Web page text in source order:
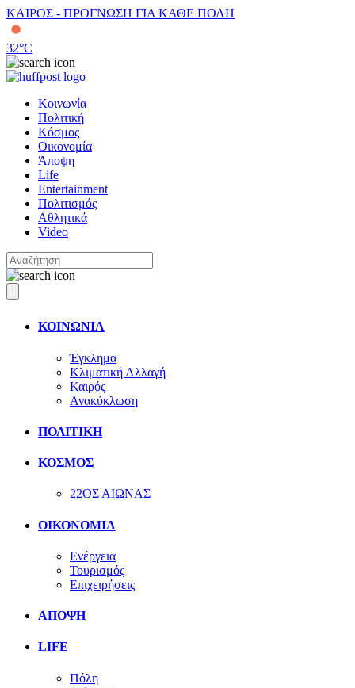
ΚΑΙΡΟΣ - ΠΡΟΓΝΩΣΗ ΓΙΑ ΚΑΘΕ ΠΟΛΗ
32°C
Κοινωνία
Πολιτική
Κόσμος
Οικονομία
Άποψη
Life
Entertainment
Πολιτισμός
Αθλητικά
Video
ΚΟΙΝΩΝΙΑ
Έγκλημα
Κλιματική Αλλαγή
Καιρός
Ανακύκλωση
ΠΟΛΙΤΙΚΗ
ΚΟΣΜΟΣ
22ΟΣ ΑΙΩΝΑΣ
ΟΙΚΟΝΟΜΙΑ
Ενέργεια
Τουρισμός
Επιχειρήσεις
ΑΠΟΨΗ
LIFE
Πόλη